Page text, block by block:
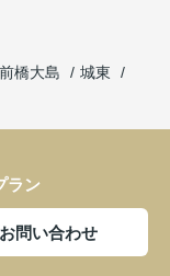
前橋大島
城東
ラン
問い合わせ